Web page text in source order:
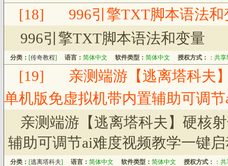
[18]
996引擎TXT脚本语法和
996引擎TXT脚本语法和变量
分类： [传奇教程] 语言： 简体中文 软件类型： 简体中文 授权方式： ： 共享
[19]
亲测端游【逃离塔科夫
单机版免虚拟机带内置辅助可调
亲测端游【逃离塔科夫】硬核
辅助可调节ai难度视频教学一键
分类： [逃离塔科夫] 语言： 简体中文 软件类型： 简体中文 授权方式： ： 共